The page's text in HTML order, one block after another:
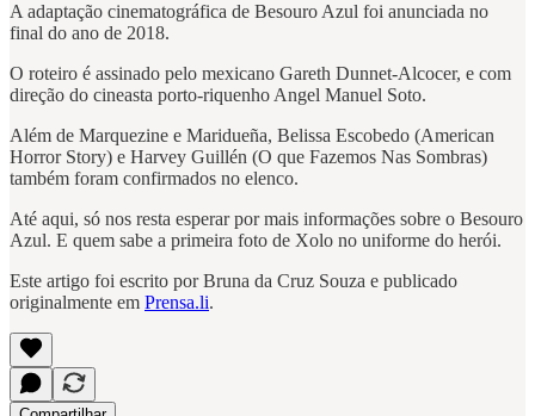
A adaptação cinematográfica de Besouro Azul foi anunciada no
final do ano de 2018.
O roteiro é assinado pelo mexicano Gareth Dunnet-Alcocer, e com
direção do cineasta porto-riquenho Angel Manuel Soto.
Além de Marquezine e Maridueña, Belissa Escobedo (American
Horror Story) e Harvey Guillén (O que Fazemos Nas Sombras)
também foram confirmados no elenco.
Até aqui, só nos resta esperar por mais informações sobre o Besouro
Azul. E quem sabe a primeira foto de Xolo no uniforme do herói.
Este artigo foi escrito por Bruna da Cruz Souza e publicado
originalmente em Prensa.li.